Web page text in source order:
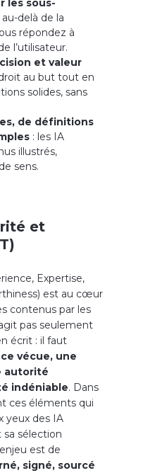
les sous-
delà de la
répondez à
l’utilisateur.
et valeur
au but tout en
solides, sans
de définitions
: les IA
illustrés,
sens.
et
Expertise,
est au cœur
contenus par les
pas seulement
écrit : il faut
vécue, une
autorité
indéniable. Dans
ces éléments qui
yeux des IA
sélection
est de
signé, sourcé